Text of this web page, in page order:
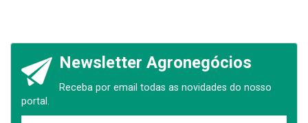
Newsletter Agronegócios
Receba por email todas as novidades do nosso
portal.